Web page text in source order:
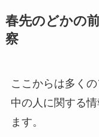
春先のどかの
察
ここからは多く
中の人に関する
ます。